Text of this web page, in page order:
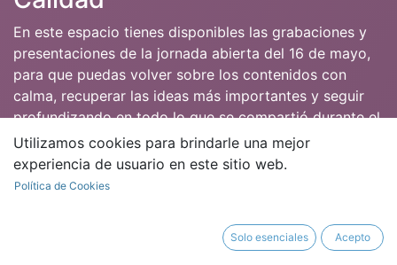
En este espacio tienes disponibles las grabaciones y
presentaciones de la jornada abierta del 16 de mayo,
para que puedas volver sobre los contenidos con
calma, recuperar las ideas más importantes y seguir
profundizando en todo lo que se compartió durante el
Foro.
Esta jornada reunió a ciudadanía, familias,
profesionales, empresas e instituciones en torno a una
solo conocimiento, es una herramienta para tomar
Utilizamos cookies para brindarle una mejor
experiencia de usuario en este sitio web.
Política de Cookies
Solo esenciales Acepto